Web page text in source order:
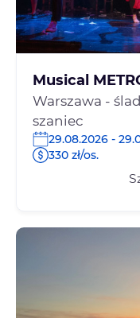
Musical
Warszawa -
szaniec
29.08.2026 -
330 zł/os.